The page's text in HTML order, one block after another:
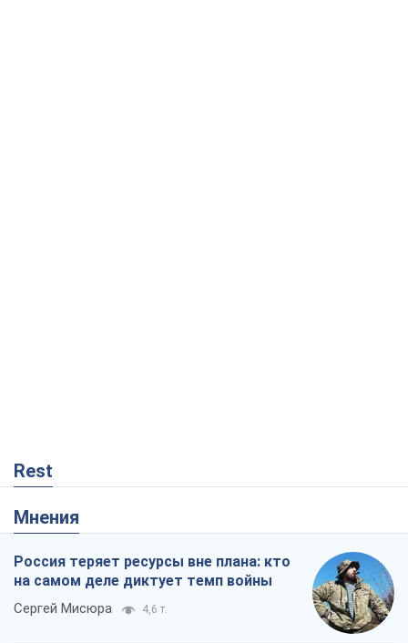
Rest
Мнения
Россия теряет ресурсы вне плана: кто
на самом деле диктует темп войны
Сергей Мисюра 4,6 т.